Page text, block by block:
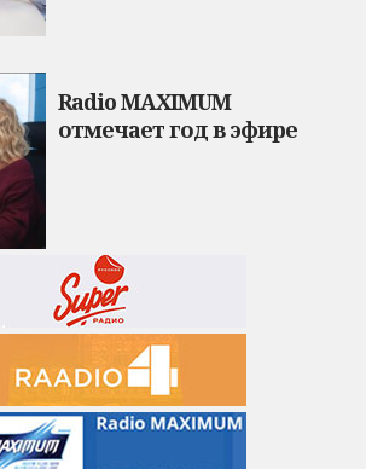
Radio MAXIMUM
отмечает год в эфире